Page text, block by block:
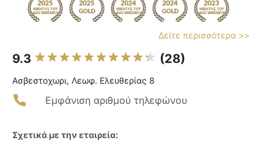
Δείτε περισσότερα >>
9.3 (28)
Ασβεστοχωρι, Λεωφ. Ελευθερίας 8
Εμφάνιση αριθμού τηλεφώνου
Σχετικά με την εταιρεία: